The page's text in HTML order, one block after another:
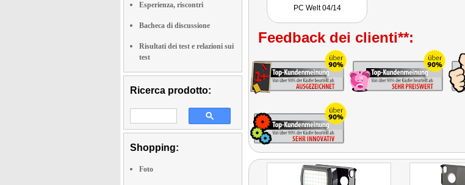
Esperienza, riscontri
Bacheca di discussione
Risultati dei test e relazioni sui
test
Ricerca prodotto:
Shopping:
Foto
PC Welt 04/14
Feedback dei clienti**: